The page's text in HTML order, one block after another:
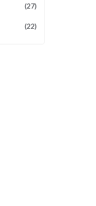
(27)
(22)